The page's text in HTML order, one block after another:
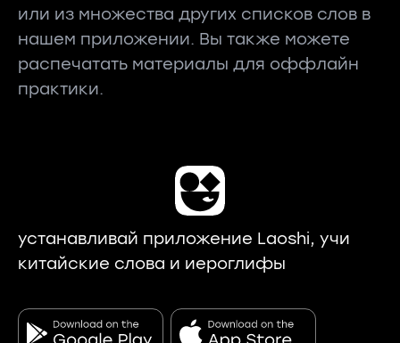
или из множества других списков слов в
нашем приложении. Вы также можете
распечатать материалы для оффлайн
практики.
устанавливай приложение Laoshi, учи
китайские слова и иероглифы